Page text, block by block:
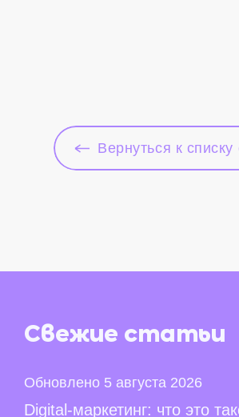
Вернуться к списку
Свежие статьи
Обновлено 5 августа 2026
Digital-маркетинг: что это